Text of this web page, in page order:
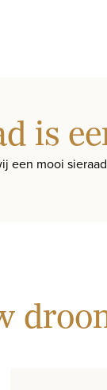
is
een mooi sieraad